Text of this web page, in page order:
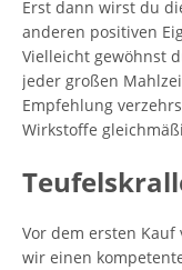
Erst dann wirst du
anderen positiven
Vielleicht gewöhnst
jeder großen
Empfehlung
Wirkstoffe
Vor dem ersten
wir einen